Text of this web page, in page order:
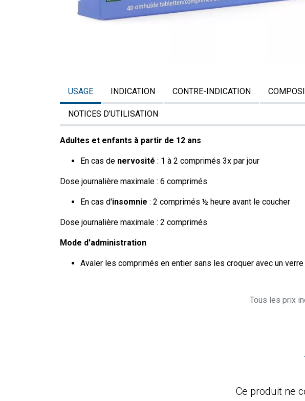
USAGE INDICATION CONTRE-INDICATION
NOTICES D’UTILISATION
Adultes et enfants à partir de 12 ans
En cas de nervosité : 1 à 2 comprimés 3x par jour
Dose journalière maximale : 6 comprimés
En cas d'insomnie : 2 comprimés ½ heure avant le coucher
Dose journalière maximale : 2 comprimés
Mode d'administration
Avaler les comprimés en entier sans les croquer avec un verre
Tous les prix
Ce produit ne